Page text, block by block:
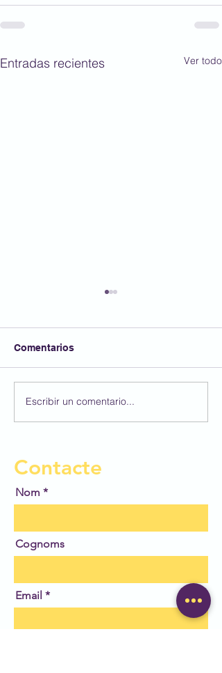
Entradas recientes Ver todo
Els lapbook de les
Comentarios
Escribir un comentario...
Contacte
Nom
Cognoms
Email